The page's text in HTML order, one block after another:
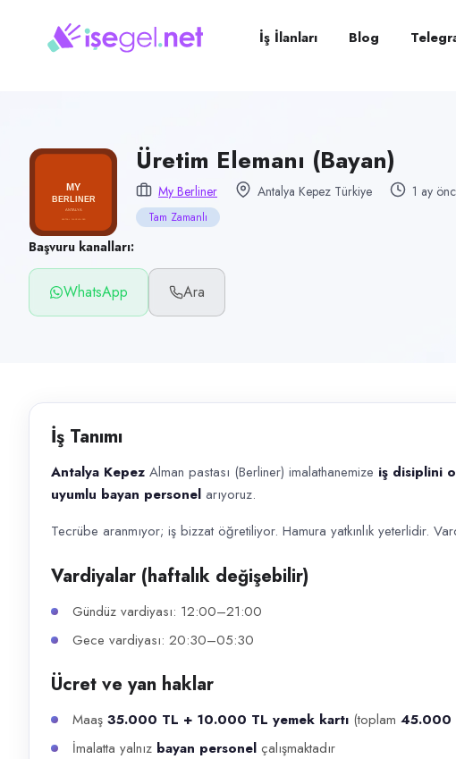
Üretim Elemanı (Bayan)
Üretim & İmalat
Kepez, Antalya
Çalışma şekli
Tam Zamanlı · Ofis
Yayın tarihi
3 Temmuz 2026
Başvuru kanalları
WhatsApp, Telefon
İlan açıklaması
Antalya Kepez Alman pastası (Berliner) imalathanemize iş disiplini olan, ekip
İş İlanları Blog
Üretim Elemanı (Bayan)
My Berliner Antalya Kepez Türkiye 1 ay
Tam Zamanlı
Başvuru kanalları:
WhatsApp Ara
İş Tanımı
Antalya Kepez Alman pastası (Berliner) imalathanemize iş disiplini
uyumlu bayan personel arıyoruz.
Tecrübe aranmıyor; iş bizzat öğretiliyor. Hamura yatkınlık yeterlidir.
Vardiyalar (haftalık değişebilir)
Gündüz vardiyası: 12:00–21:00
Gece vardiyası: 20:30–05:30
Ücret ve yan haklar
Maaş 35.000 TL + 10.000 TL yemek kartı (toplam 45.000
İmalatta yalnız bayan personel çalışmaktadır